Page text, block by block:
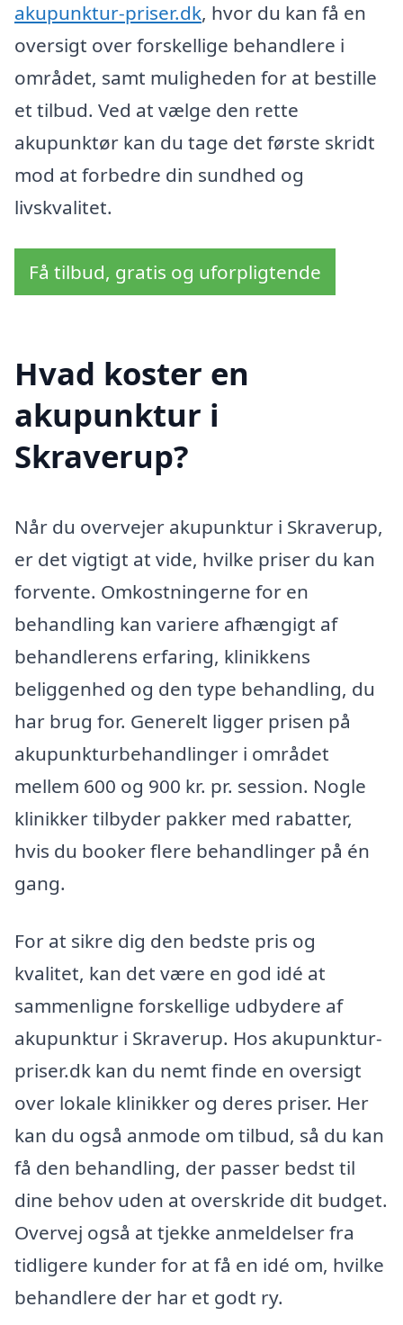
akupunktur-priser.dk, hvor du kan få en
oversigt over forskellige behandlere i
området, samt muligheden for at bestille
et tilbud. Ved at vælge den rette
akupunktør kan du tage det første skridt
mod at forbedre din sundhed og
livskvalitet.
Få tilbud, gratis og uforpligtende
Hvad koster en
akupunktur i
Skraverup?
Når du overvejer akupunktur i Skraverup,
er det vigtigt at vide, hvilke priser du kan
forvente. Omkostningerne for en
behandling kan variere afhængigt af
behandlerens erfaring, klinikkens
beliggenhed og den type behandling, du
har brug for. Generelt ligger prisen på
akupunkturbehandlinger i området
mellem 600 og 900 kr. pr. session. Nogle
klinikker tilbyder pakker med rabatter,
hvis du booker flere behandlinger på én
gang.
For at sikre dig den bedste pris og
kvalitet, kan det være en god idé at
sammenligne forskellige udbydere af
akupunktur i Skraverup. Hos akupunktur-
priser.dk kan du nemt finde en oversigt
over lokale klinikker og deres priser. Her
kan du også anmode om tilbud, så du kan
få den behandling, der passer bedst til
dine behov uden at overskride dit budget.
Overvej også at tjekke anmeldelser fra
tidligere kunder for at få en idé om, hvilke
behandlere der har et godt ry.